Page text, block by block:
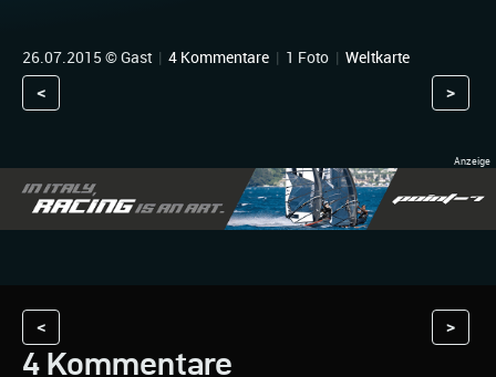
26.07.2015 © Gast | 4 Kommentare | 1 Foto | Weltkarte
< >
< >
4 Kommentare